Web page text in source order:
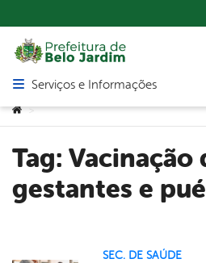
Abrir menu principal de
Serviços e Informações
Você está aqui:
>
Tag: Vacinação
gestantes e
SEC. DE SAÚDE